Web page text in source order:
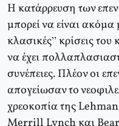
Η κατάρρευση των
μπορεί να είναι ακόμα
κλασικές” κρίσεις
να έχει
συνέπειες. Πλέον οι
απογείωσαν το
χρεοκοπία της